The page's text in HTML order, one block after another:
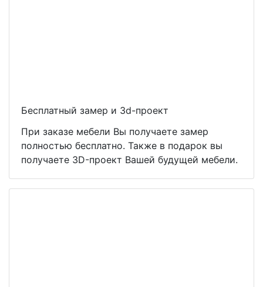
Бесплатный замер и 3d-проект
При заказе мебели Вы получаете замер
полностью бесплатно. Также в подарок вы
получаете 3D-проект Вашей будущей мебели.